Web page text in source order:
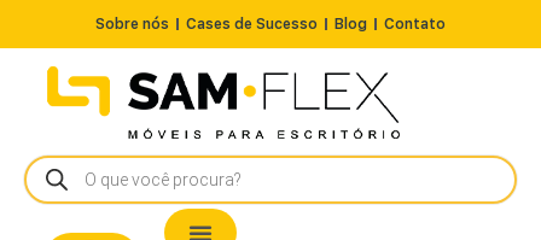
Sobre nós Cases de Sucesso Blog Contato